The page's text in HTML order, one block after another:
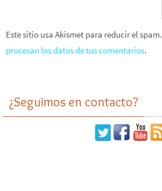
Este sitio usa Akismet para reducir el spam.
procesan los datos de tus comentarios.
¿Seguimos en contacto?